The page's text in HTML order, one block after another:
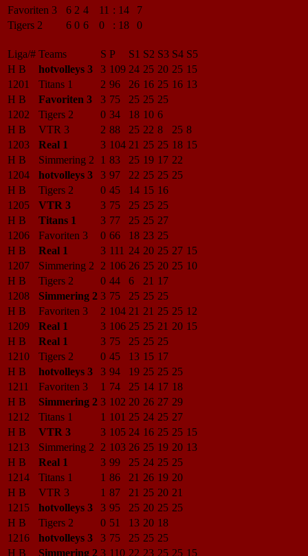
Favoriten 3
6 2 4 11 : 14
7
Tigers 2
6 0 6 0 : 18 0
Liga/# Teams S P S1 S2 S3 S4 S5
H B
hotvolleys 3 3 109 24 25 20 25 15
1201
Titans 1 2 96 26 16 25 16 13
H B
Favoriten 3 3 75 25 25 25
1202
Tigers 2 0 34 18 10 6
H B
VTR 3 2 88 25 22 8 25 8
1203
Real 1 3 104 21 25 25 18 15
H B
Simmering 2 1 83 25 19 17 22
1204
hotvolleys 3 3 97 22 25 25 25
H B
Tigers 2 0 45 14 15 16
1205
VTR 3 3 75 25 25 25
H B
Titans 1 3 77 25 25 27
1206
Favoriten 3 0 66 18 23 25
H B
Real 1 3 111 24 20 25 27 15
1207
Simmering 2 2 106 26 25 20 25 10
H B
Tigers 2 0 44 6 21 17
1208
Simmering 2 3 75 25 25 25
H B
Favoriten 3 2 104 21 21 25 25 12
1209
Real 1 3 106 25 25 21 20 15
H B
Real 1 3 75 25 25 25
1210
Tigers 2 0 45 13 15 17
H B
hotvolleys 3 3 94 19 25 25 25
1211
Favoriten 3 1 74 25 14 17 18
H B
Simmering 2 3 102 20 26 27 29
1212
Titans 1 1 101 25 24 25 27
H B
VTR 3 3 105 24 16 25 25 15
1213
Simmering 2 2 103 26 25 19 20 13
H B
Real 1 3 99 25 24 25 25
1214
Titans 1 1 86 21 26 19 20
H B
VTR 3 1 87 21 25 20 21
1215
hotvolleys 3 3 95 25 20 25 25
H B
Tigers 2 0 51 13 20 18
1216
hotvolleys 3 3 75 25 25 25
H B
Simmering 2 3 110 22 23 25 25 15